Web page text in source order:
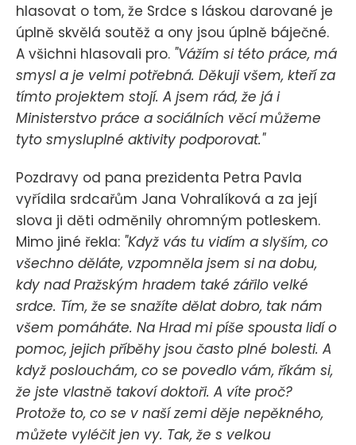
hlasovat o tom, že Srdce s láskou darované je
úplně skvělá soutěž a ony jsou úplně báječné.
A všichni hlasovali pro. "Vážím si této práce, má
smysl a je velmi potřebná. Děkuji všem, kteří za
tímto projektem stojí. A jsem rád, že já i
Ministerstvo práce a sociálních věcí můžeme
tyto smysluplné aktivity podporovat."
Pozdravy od pana prezidenta Petra Pavla
vyřídila srdcařům Jana Vohralíková a za její
slova ji děti odměnily ohromným potleskem.
Mimo jiné řekla: "Když vás tu vidím a slyším, co
všechno děláte, vzpomněla jsem si na dobu,
kdy nad Pražským hradem také zářilo velké
srdce. Tím, že se snažíte dělat dobro, tak nám
všem pomáháte. Na Hrad mi píše spousta lidí o
pomoc, jejich příběhy jsou často plné bolesti. A
když poslouchám, co se povedlo vám, říkám si,
že jste vlastně takoví doktoři. A víte proč?
Protože to, co se v naší zemi děje nepěkného,
můžete vyléčit jen vy. Tak, že s velkou